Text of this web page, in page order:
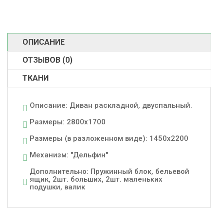
ОПИСАНИЕ
ОТЗЫВОВ (0)
ТКАНИ
Описание: Диван раскладной, двуспальный.
Размеры: 2800x1700
Размеры (в разложенном виде): 1450x2200
Механизм: "Дельфин"
Дополнительно: Пружинный блок, бельевой
ящик, 2шт. больших, 2шт. маленьких
подушки, валик